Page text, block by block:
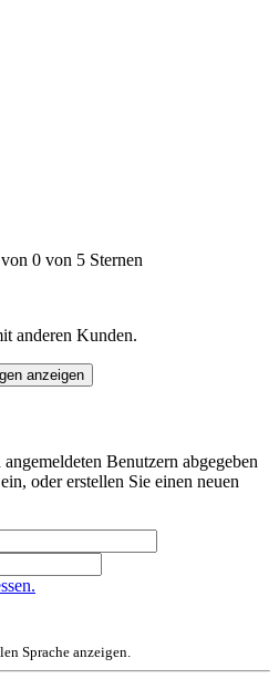
0 von 5 Sternen
anderen Kunden.
anzeigen
Benutzern abgegeben
oder erstellen Sie einen neuen
Sprache anzeigen.